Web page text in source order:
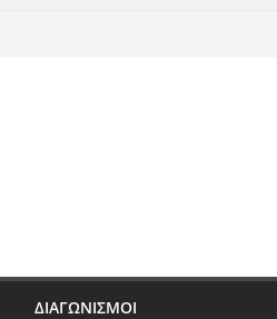
ΔΙΑΓΩΝΙΣΜΟΙ